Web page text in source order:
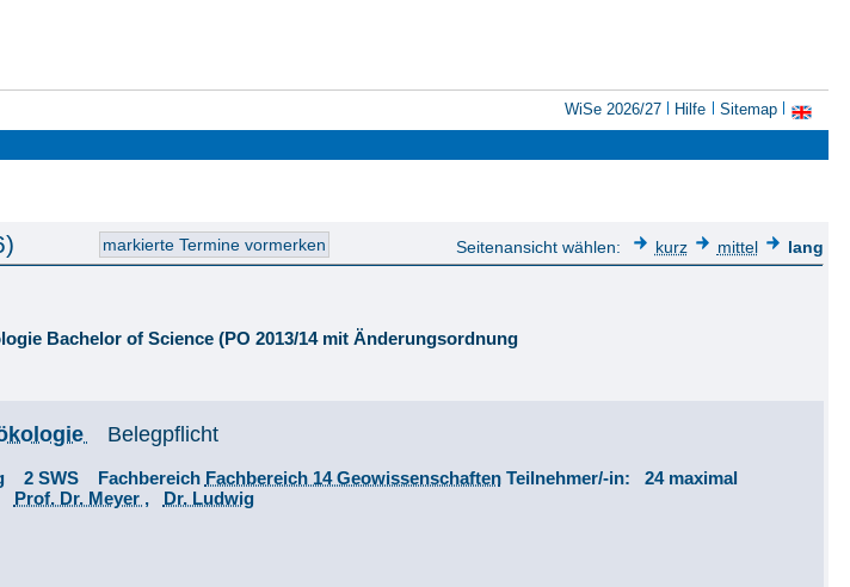
WiSe 2026/27 Hilfe
Sitemap
Seitenansicht wählen: kurz mittel lang
Bachelor of Science (PO 2013/14 mit Änderungsordnung
Belegpflicht
2 SWS Fachbereich Fachbereich 14 GeowissenschaftenTeilnehmer/-in: 24 maximal
Prof. Dr. Meyer , Dr. Ludwig